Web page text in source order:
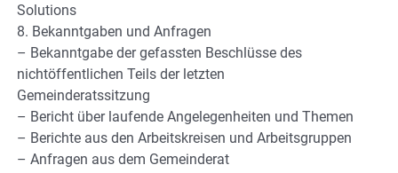
Solutions
8. Bekanntgaben und Anfragen
– Bekanntgabe der gefassten Beschlüsse des
nichtöffentlichen Teils der letzten
Gemeinderatssitzung
– Bericht über laufende Angelegenheiten und Themen
– Berichte aus den Arbeitskreisen und Arbeitsgruppen
– Anfragen aus dem Gemeinderat